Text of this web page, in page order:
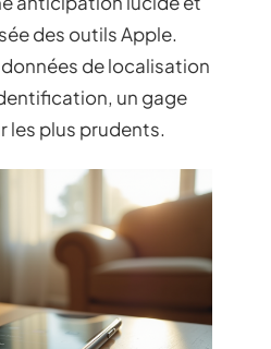
des outils Apple.
de localisation
un gage
les plus prudents.